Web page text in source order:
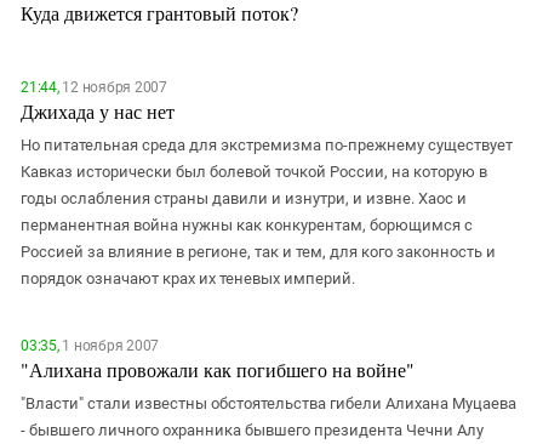
Куда движется грантовый поток?
21:44,12 ноября 2007
Джихада у нас нет
Но питательная среда для экстремизма по-прежнему существует
Кавказ исторически был болевой точкой России, на которую в
годы ослабления страны давили и изнутри, и извне. Хаос и
перманентная война нужны как конкурентам, борющимся с
Россией за влияние в регионе, так и тем, для кого законность и
порядок означают крах их теневых империй.
03:35,1 ноября 2007
"Алихана провожали как погибшего на войне"
"Власти" стали известны обстоятельства гибели Алихана Муцаева
- бывшего личного охранника бывшего президента Чечни Алу